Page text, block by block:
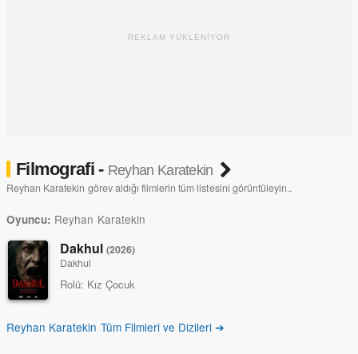
REKLAM YÜKLENİYOR
Filmografi - Reyhan Karatekin
Reyhan Karatekin görev aldığı filmlerin tüm listesini görüntüleyin..
Oyuncu: Reyhan Karatekin
Dakhul(2026)
Dakhul
Rolü: Kız Çocuk
Reyhan Karatekin Tüm Filmleri ve Dizileri ➔